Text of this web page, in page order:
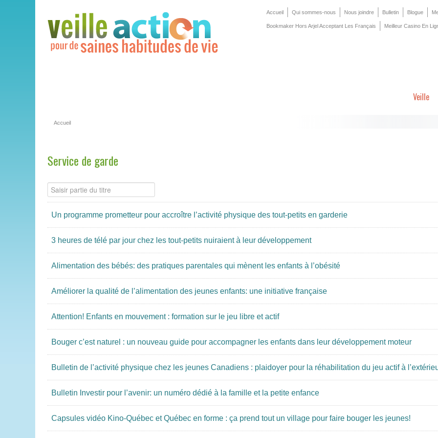
Accueil Qui sommes-nous Nous joindre Bulletin Blogue
Bookmaker Hors Arjel Acceptant Les Français Meilleur Casino En
Veille
Accueil
Service de garde
Un programme prometteur pour accroître l’activité physique des tout-petits en garderie
3 heures de télé par jour chez les tout-petits nuiraient à leur développement
Alimentation des bébés: des pratiques parentales qui mènent les enfants à l’obésité
Améliorer la qualité de l’alimentation des jeunes enfants: une initiative française
Attention! Enfants en mouvement : formation sur le jeu libre et actif
Bouger c’est naturel : un nouveau guide pour accompagner les enfants dans leur développement moteur
Bulletin de l’activité physique chez les jeunes Canadiens : plaidoyer pour la réhabilitation du jeu actif à
Bulletin Investir pour l’avenir: un numéro dédié à la famille et la petite enfance
Capsules vidéo Kino-Québec et Québec en forme : ça prend tout un village pour faire bouger les jeunes!